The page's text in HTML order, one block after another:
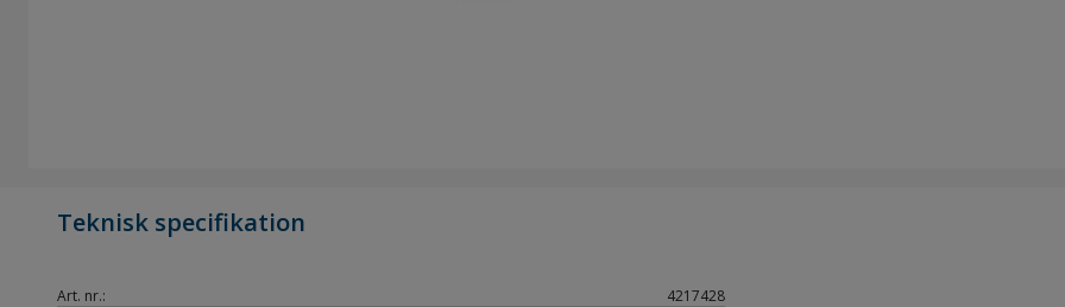
Teknisk specifikation
Art. nr.:
4217428